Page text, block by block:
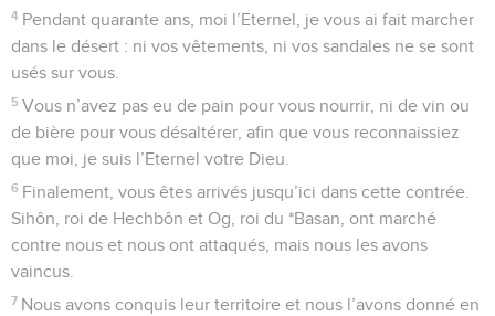
4 Pendant quarante ans, moi l’Eternel, je vous ai fait marcher
dans le désert : ni vos vêtements, ni vos sandales ne se sont
usés sur vous.
5 Vous n’avez pas eu de pain pour vous nourrir, ni de vin ou
de bière pour vous désaltérer, afin que vous reconnaissiez
que moi, je suis l’Eternel votre Dieu.
6 Finalement, vous êtes arrivés jusqu’ici dans cette contrée.
Sihôn, roi de Hechbôn et Og, roi du *Basan, ont marché
contre nous et nous ont attaqués, mais nous les avons
vaincus.
7 Nous avons conquis leur territoire et nous l’avons donné en